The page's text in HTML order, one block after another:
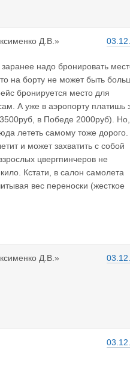
Д.В.»
надо бронировать
на борту не может быть
бронируется место для
А уже в аэропорту платишь
в Победе 2000руб). Но,
лететь самому тоже дорого.
и может захватить с собой
цвергпинчеров не
Кстати, в салон самолета
вес переноски (жесткое
Д.В.»